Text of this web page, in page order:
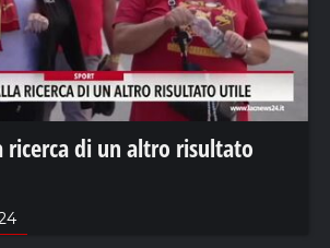
ricerca di un altro risultato